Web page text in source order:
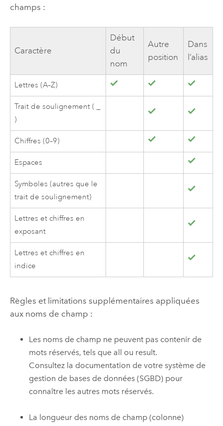
champs :
Caractère
Début
du
nom
Autre
position
Dans
l’alias
Lettres (A–Z)
Trait de soulignement ( _
)
Chiffres (0–9)
Espaces
Symboles (autres que le
trait de soulignement)
Lettres et chiffres en
exposant
Lettres et chiffres en
indice
Règles et limitations supplémentaires appliquées
aux noms de champ :
Les noms de champ ne peuvent pas contenir de
mots réservés, tels que all ou result.
Consultez la documentation de votre système de
gestion de bases de données (SGBD) pour
connaître les autres mots réservés.
La longueur des noms de champ (colonne)